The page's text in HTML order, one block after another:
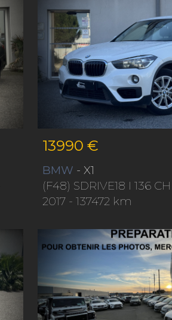
13990 €
BMW - X1
(F48) SDRIVE18 I 136
2017- 137472 km